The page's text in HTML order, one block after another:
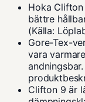
Hoka
bättre
(Källa:
Gore-Tex-
vara
Clifton 9 är